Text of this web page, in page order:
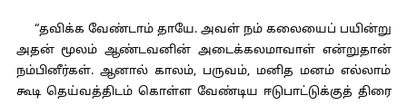
“தவிக்க வேண்டாம் தாயே. அவள் நம் கலையைப் பயின்று
அதன் மூலம் ஆண்டவனின் அடைக்கலமாவாள் என்றுதான்
நம்பினீர்கள். ஆனால் காலம், பருவம், மனித மனம் எல்லாம்
கூடி தெய்வத்திடம் கொள்ள வேண்டிய ஈடுபாட்டுக்குத் திரை